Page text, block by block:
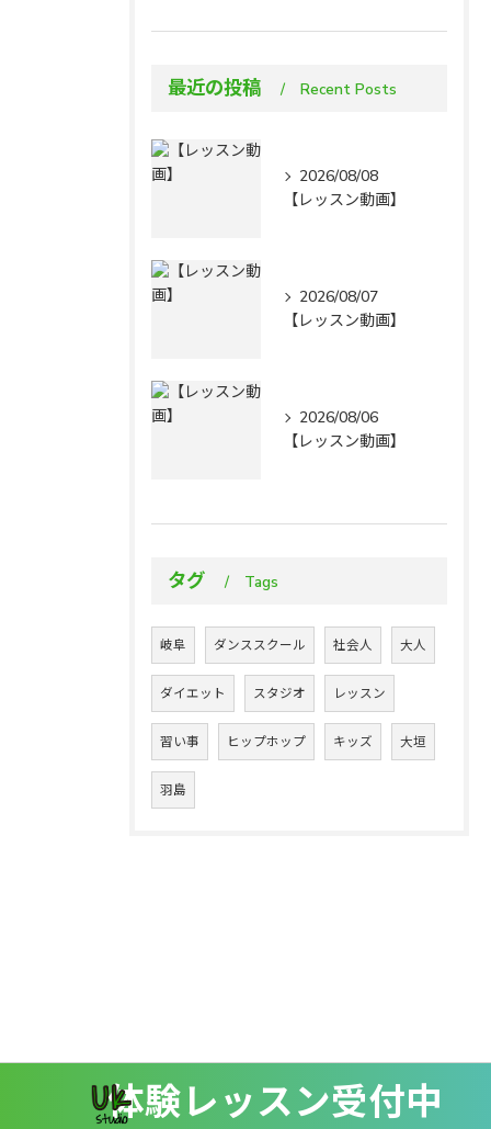
最近の投稿 Recent Posts
2026/08/08
【レッスン動画】
2026/08/07
【レッスン動画】
2026/08/06
【レッスン動画】
タグ Tags
岐阜 ダンススクール 社会人 大人
ダイエット スタジオ レッスン
習い事 ヒップホップ キッズ 大垣
羽島
体験レッスン受付中